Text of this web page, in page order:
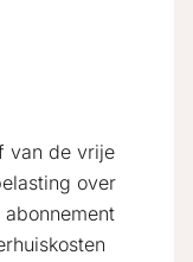
van de vrije
over